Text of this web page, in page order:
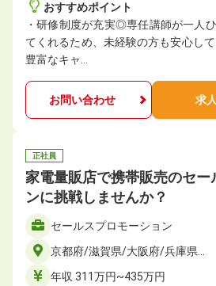
おすすめポイント
・研修制度が充実◎専任講師が一人
てくれるため、未経験の方も安心し
豊富なキャ…
お問い合わせ 求
正社員
家電量販店で携帯販売のセー
ンに挑戦しませんか？
セールスプロモーション
京都府/滋賀県/大阪府/兵庫県…
年収 311万円~435万円